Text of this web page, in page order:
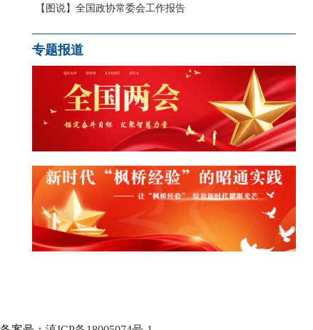
【图说】全国政协常委会工作报告
专题报道